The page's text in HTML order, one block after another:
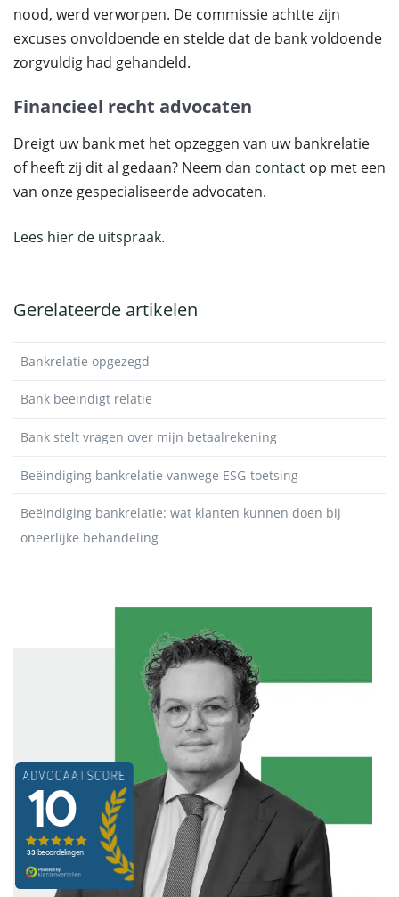
nood, werd verworpen. De commissie achtte zijn
excuses onvoldoende en stelde dat de bank voldoende
zorgvuldig had gehandeld.
Financieel recht advocaten
Dreigt uw bank met het opzeggen van uw bankrelatie
of heeft zij dit al gedaan? Neem dan contact op met een
van onze gespecialiseerde advocaten.
Lees hier de uitspraak.
Gerelateerde artikelen
Bankrelatie opgezegd
Bank beëindigt relatie
Bank stelt vragen over mijn betaalrekening
Beëindiging bankrelatie vanwege ESG-toetsing
Beëindiging bankrelatie: wat klanten kunnen doen bij
oneerlijke behandeling